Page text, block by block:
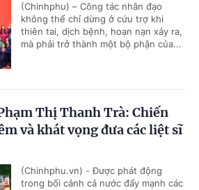
(Chinhphu) – Công tác nhân đạo
không thể chỉ dừng ở cứu trợ khi
thiên tai, dịch bệnh, hoạn nạn xảy ra,
mà phải trở thành một bộ phận của...
Thị Thanh Trà: Chiến
và khát vọng đưa các liệt sĩ
(Chinhphu.vn) - Được phát động
trong bối cảnh cả nước đẩy mạnh các